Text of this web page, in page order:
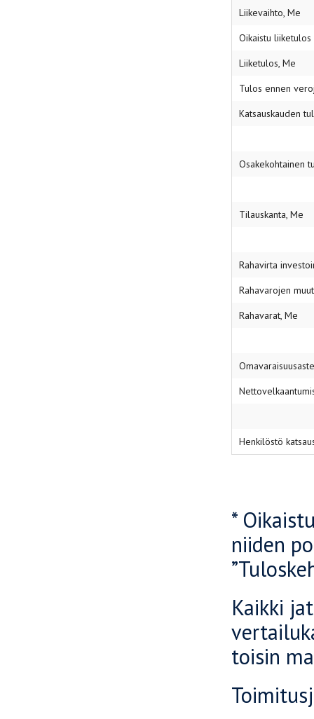
Liikevaihto, Me
Oikaistu liiketulos
Liiketulos, Me
Tulos ennen
Katsauskauden
Osakekohtainen
Tilauskanta, Me
Rahavirta
Rahavarojen
Rahavarat, Me
Henkilöstö
*
niiden
Kaikki
toisin